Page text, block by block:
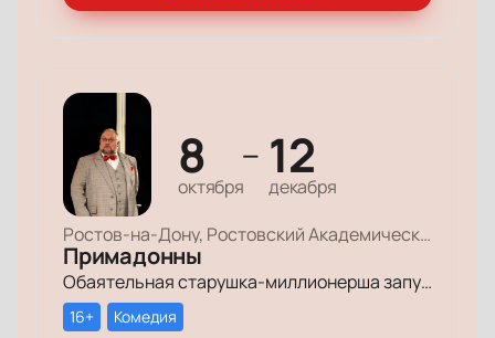
8
октября
— 12
декабря
Ростов-на-Дону, Ростовский Академический Театр Драмы, Большая сцена
Примадонны
Обаятельная старушка-миллионерша запускает грандиозный поиск своих долгопотерянных племянниц, чтобы открыть им двери в мир богатства и оставить в наследство свои миллионы.
16+ Комедия